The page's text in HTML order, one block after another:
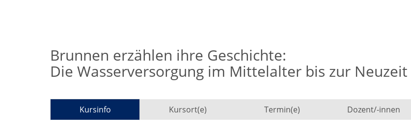
Brunnen erzählen ihre Geschichte:
Die Wasserversorgung im Mittelalter bis zur
Kursinfo Kursort(e) Termin(e) Dozent/-innen